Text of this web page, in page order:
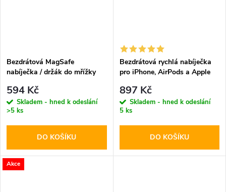
Bezdrátová MagSafe
nabíječka / držák do mřížky
594 Kč
Skladem - hned k odeslání
>5 ks
DO KOŠÍKU
Bezdrátová rychlá nabíječka
pro iPhone, AirPods a Apple
MagSafe Wireless Charger
White
897 Kč
Skladem - hned k odeslání
5 ks
DO KOŠÍKU
Akce